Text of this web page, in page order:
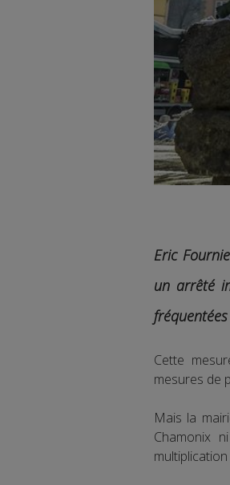
Eric
un arrêté
Cette
mesures de
Mais la
Chamonix